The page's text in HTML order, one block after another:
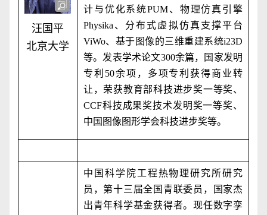
汪国平
北京大学
计与优化系统PUM、物理仿真引擎
Physika 、分布式虚拟仿真支撑平台
ViWo、基于图像的三维重建系统i23D
等。发表学术论文300余篇，国家发明
专利 50余项，多项专利获得商业转
让，荣获教育部科技进步奖一等奖、
CCF科技成果奖技术发明奖一等奖、
中国图像图形学会科技进步奖等。
中国科学院工程热物理研究所研究
员，第十三届全国青联委员，国家杰
出青年科学基金获得者。现任数字孪